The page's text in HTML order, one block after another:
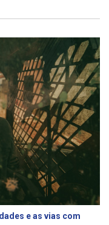
e as vias com